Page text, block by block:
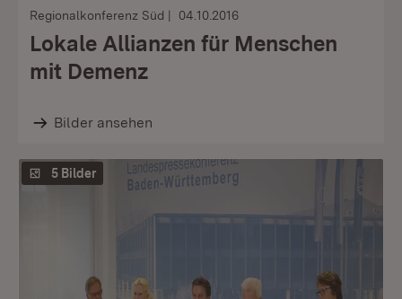
Regionalkonferenz Süd 04.10.2016
Lokale Allianzen für Menschen
mit Demenz
Bilder ansehen
5 Bilder